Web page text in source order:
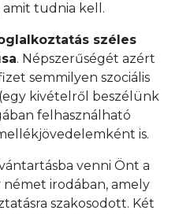
Bejelentkezés
tudnia kell.
széles
. Népszerűségét azért
semmilyen szociális
kivételről beszélünk
felhasználható
is.
venni Önt a
irodában, amely
szakosodott. Két